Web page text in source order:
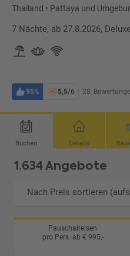
Thailand • Pattaya und
7 Nächte, ab 27.8.2026,
95% 5,5/6 28
Buchen Details
1.634 Angebote
Nach Preis sortieren
Pauschalreisen
pro Pers. ab € 995,-